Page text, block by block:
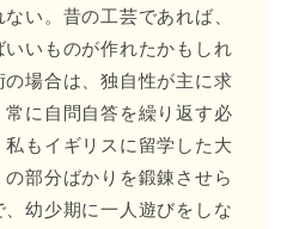
い。昔の工芸であれば、
いものが作れたかもしれ
の場合は、独自性が主に求
に自問自答を繰り返す必
もイギリスに留学した大
部分ばかりを鍛錬させら
幼少期に一人遊びをしな